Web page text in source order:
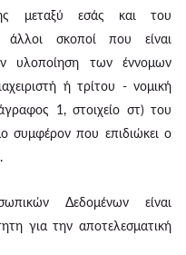
μεταξύ εσάς και του
άλλοι σκοποί που είναι
υλοποίηση των έννομων
ή τρίτου - νομική
1, στοιχείο στ) του
συμφέρον που επιδιώκει ο
Δεδομένων είναι
για την αποτελεσματική